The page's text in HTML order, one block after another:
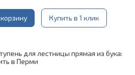
Купить в 1 клик